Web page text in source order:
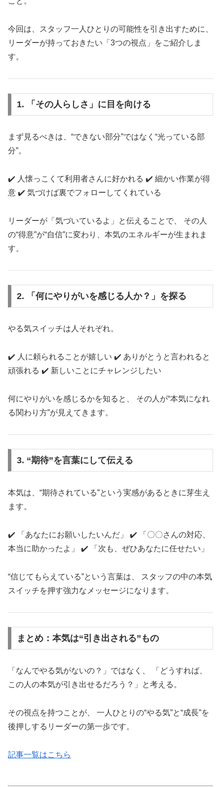
今回は、スタッフ一人ひとりの可能性を引き出すために、
リーダーが持っておきたい「3つの視点」をご紹介しま
す。
1. 「その人らしさ」に目を向ける
まず見るべきは、“できない部分”ではなく“光っている部
分”。
✔️ 人懐っこくて利用者さんに好かれる ✔️ 細かい作業が得
意 ✔️ 気づけば裏でフォローしてくれている
リーダーが「気づいているよ」と伝えることで、 その人
の“得意”が“自信”に変わり、本気のエネルギーが生まれま
す。
2. 「何にやりがいを感じる人か？」を探る
やる気スイッチは人それぞれ。
✔️ 人に頼られることが嬉しい ✔️ ありがとうと言われると
頑張れる ✔️ 新しいことにチャレンジしたい
何にやりがいを感じるかを知ると、 その人が“本気になれ
る関わり方”が見えてきます。
3. “期待”を言葉にして伝える
本気は、“期待されている”という実感があるときに芽生え
ます。
✔️ 「あなたにお願いしたいんだ」 ✔️ 「〇〇さんの対応、
本当に助かったよ」 ✔️ 「次も、ぜひあなたに任せたい」
“信じてもらえている”という言葉は、 スタッフの中の本気
スイッチを押す強力なメッセージになります。
まとめ：本気は“引き出される”もの
「なんでやる気がないの？」ではなく、 「どうすれば、
この人の本気が引き出せるだろう？」と考える。
その視点を持つことが、 一人ひとりの“やる気”と“成長”を
後押しするリーダーの第一歩です。
記事一覧はこちら